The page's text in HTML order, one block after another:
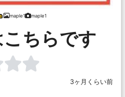
maple1 maple1
ちらです
3ヶ月くらい前